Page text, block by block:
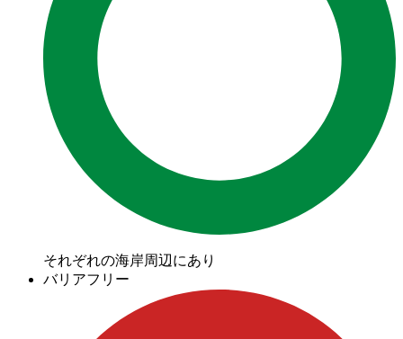
それぞれの海岸周辺にあり
バリアフリー